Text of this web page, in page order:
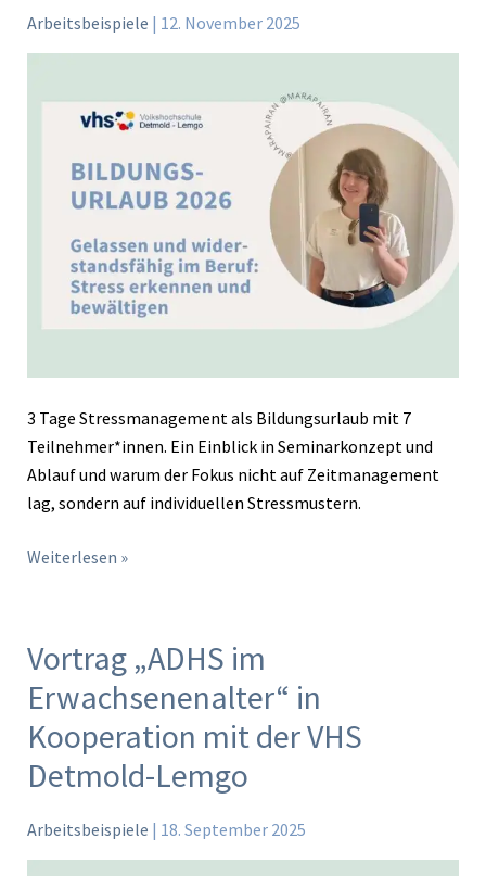
Arbeitsbeispiele | 12. November 2025
3 Tage Stressmanagement als Bildungsurlaub mit 7
Teilnehmer*innen. Ein Einblick in Seminarkonzept und
Ablauf und warum der Fokus nicht auf Zeitmanagement
lag, sondern auf individuellen Stressmustern.
verstehen
und
Weiterlesen »
Vortrag „ADHS im
Erwachsenenalter“ in
Kooperation mit der VHS
Detmold-Lemgo
Arbeitsbeispiele | 18. September 2025
Vortrag
im
Erwachsenenalter“
in
Kooperation
mit